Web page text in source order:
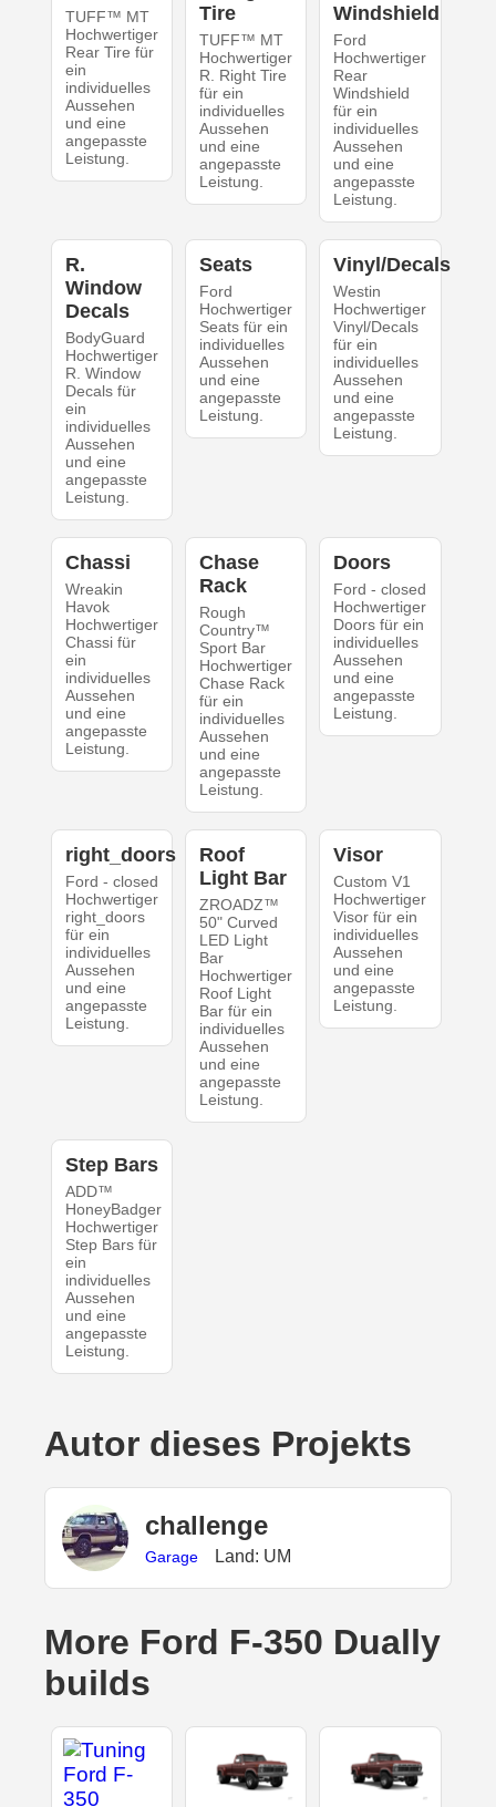
TUFF™ MT
Hochwertiger
Rear Tire für
ein
individuelles
Aussehen
und eine
angepasste
Leistung.
Tire
TUFF™ MT
Hochwertiger
R. Right Tire
für ein
individuelles
Aussehen
und eine
angepasste
Leistung.
Windshield
Ford
Hochwertiger
Rear
Windshield
für ein
individuelles
Aussehen
und eine
angepasste
Leistung.
R.
Window
Decals
BodyGuard
Hochwertiger
R. Window
Decals für
ein
individuelles
Aussehen
und eine
angepasste
Leistung.
Seats
Ford
Hochwertiger
Seats für ein
individuelles
Aussehen
und eine
angepasste
Leistung.
Vinyl/Decals
Westin
Hochwertiger
Vinyl/Decals
für ein
individuelles
Aussehen
und eine
angepasste
Leistung.
Chassi
Wreakin
Havok
Hochwertiger
Chassi für
ein
individuelles
Aussehen
und eine
angepasste
Leistung.
Chase
Rack
Rough
Country™
Sport Bar
Hochwertiger
Chase Rack
für ein
individuelles
Aussehen
und eine
angepasste
Leistung.
Doors
Ford - closed
Hochwertiger
Doors für ein
individuelles
Aussehen
und eine
angepasste
Leistung.
right_doors
Ford - closed
Hochwertiger
right_doors
für ein
individuelles
Aussehen
und eine
angepasste
Leistung.
Roof
Light Bar
ZROADZ™
50" Curved
LED Light
Bar
Hochwertiger
Roof Light
Bar für ein
individuelles
Aussehen
und eine
angepasste
Leistung.
Visor
Custom V1
Hochwertiger
Visor für ein
individuelles
Aussehen
und eine
angepasste
Leistung.
Step Bars
ADD™
HoneyBadger
Hochwertiger
Step Bars für
ein
individuelles
Aussehen
und eine
angepasste
Leistung.
Autor dieses Projekts
challenge
Garage Land: UM
More Ford F-350 Dually
builds